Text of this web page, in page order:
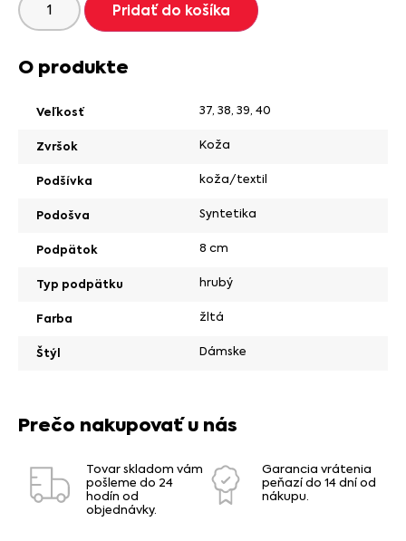
Pridať do košíka
O produkte
Veľkosť 37, 38, 39, 40
Zvršok Koža
Podšívka koža/textil
Podošva Syntetika
Podpätok 8 cm
Typ podpätku hrubý
Farba žltá
Štýl Dámske
Prečo nakupovať u nás
Tovar skladom vám
pošleme do 24
hodín od
objednávky.
Garancia vrátenia
peňazí do 14 dní od
nákupu.